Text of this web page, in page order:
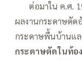
——ต่อมาใน ค.ศ.
ผลงานกระดาษตัด
กระดาษพื้นบ้านแ
กระดาษตัดในท้อ